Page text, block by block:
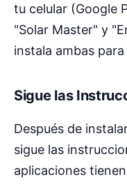
tu celular (Google
"Solar Master" y
instala ambas
Sigue las
Después de
sigue las
aplicaciones